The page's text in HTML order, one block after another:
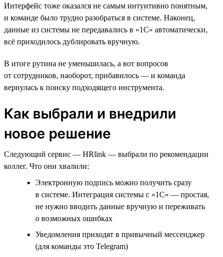
Интерфейс тоже оказался не самым интуитивно понятным,
и команде было трудно разобраться в системе. Наконец,
данные из системы не передавались в «1С» автоматически,
всё приходилось дублировать вручную.
В итоге рутина не уменьшилась, а вот вопросов
от сотрудников, наоборот, прибавилось — и команда
вернулась к поиску подходящего инструмента.
Как выбрали и внедрили
новое решение
Следующий сервис — HRlink — выбрали по рекомендации
коллег. Что они хвалили:
Электронную подпись можно получить сразу
в системе. Интеграция системы с «1С» — простая,
не нужно вводить данные вручную и переживать
о возможных ошибках
Уведомления приходят в привычный мессенджер
(для команды это Telegram)